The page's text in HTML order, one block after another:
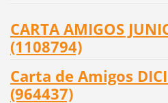
CARTA AMIGOS
(1108794)
Carta de Amigos
(964437)